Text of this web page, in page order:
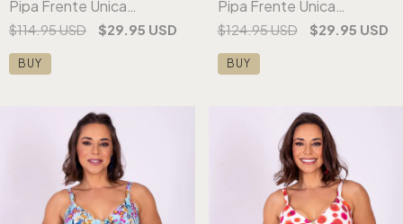
Pipa Frente Única
Estampado Vermelho
(cópia) (cópia) (cópia)
$114.95 USD $29.95 USD
BUY
Pipa Frente Única
Estampado Vermelho
(cópia) (cópia)
$124.95 USD $29.95 USD
BUY